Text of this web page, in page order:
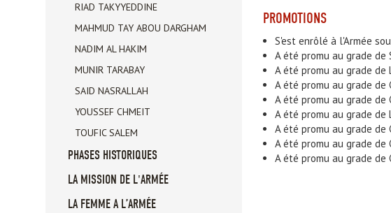
RIAD TAKYYEDDINE
MAHMUD TAY ABOU DARGHAM
NADIM AL HAKIM
MUNIR TARABAY
SAID NASRALLAH
YOUSSEF CHMEIT
TOUFIC SALEM
PHASES HISTORIQUES
LA MISSION DE L'ARMÉE
LA FEMME A L’ARMÉE
PROMOTIONS
S'est enrôlé à l'Armée
A été promu au grade
A été promu au grade
A été promu au grade
A été promu au grade de
A été promu au grade
A été promu au grade
A été promu au grade de
A été promu au grade de